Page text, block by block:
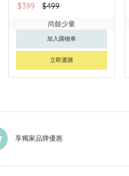
$399 $499
尚餘少量
加入購物車
立即選購
享獨家品牌優惠